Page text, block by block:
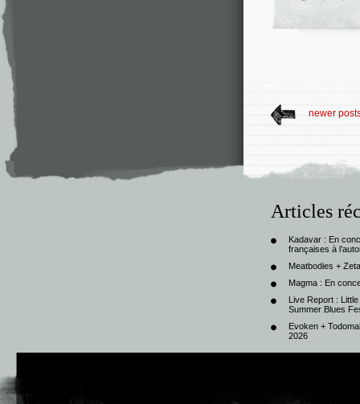
newer
Articles
Kadavar : En
françaises à
Meatbodies +
Magma : En
Live Report :
Summer Blues
Evoken +
2026